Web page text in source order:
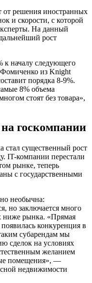
от решения иностранных
и скорости, с которой
На данный
рост
к началу следующего
из Knight
порядка 8-9%.
8% объема
стоят без товара»,
госкомпании
стал существенный рост
IT-компании перестали
рынке, теперь
с государственными
необычна:
но заключается много
ниже рынка. «Прямая
конкуренция в
субарендам мы
сделок на условиях
желанием
помещения», —
недвижимости